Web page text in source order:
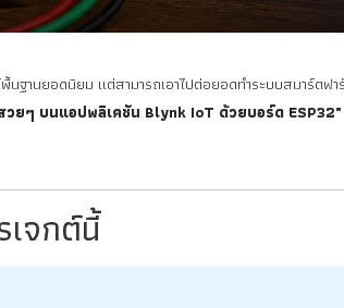
นฐานยอดนิยม แต่สามารถเอาไปต่อยอดทำระบบสมาร์ต
วยๆ บนแอปพลิเคชัน Blynk IoT ด้วยบอร์ด ESP32"
จกต์นี้